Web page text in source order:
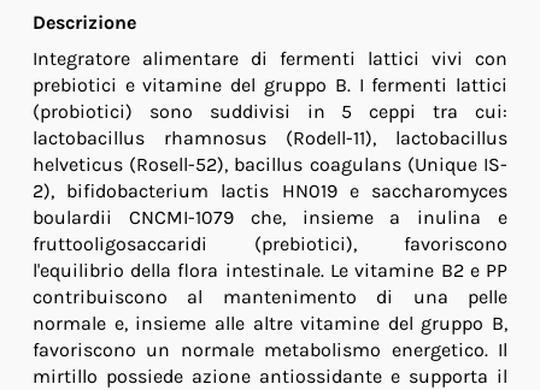
Descrizione
Integratore alimentare di fermenti lattici vivi con
prebiotici e vitamine del gruppo B. I fermenti lattici
(probiotici) sono suddivisi in 5 ceppi tra cui:
lactobacillus rhamnosus (Rodell-11), lactobacillus
helveticus (Rosell-52), bacillus coagulans (Unique IS-
2), bifidobacterium lactis HN019 e saccharomyces
boulardii CNCMI-1079 che, insieme a inulina e
fruttooligosaccaridi (prebiotici), favoriscono
l'equilibrio della flora intestinale. Le vitamine B2 e PP
contribuiscono al mantenimento di una pelle
normale e, insieme alle altre vitamine del gruppo B,
favoriscono un normale metabolismo energetico. Il
mirtillo possiede azione antiossidante e supporta il